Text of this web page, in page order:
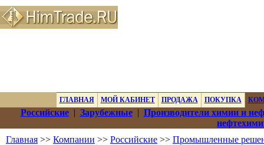
ГЛАВНАЯ МОЙ КАБИНЕТ ПРОДАЖА ПОКУПКА
Российские| Зарубежные| Производители химии и
Главная >> Компании >> Российские >> Промышленные